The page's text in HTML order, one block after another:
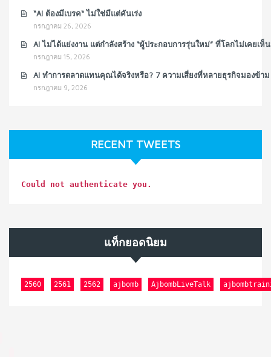
“AI ต้องมีเบรค“ ไม่ใช่มีแต่คันเร่ง
กรกฎาคม 26, 2026
AI ไม่ได้แย่งงาน แต่กำลังสร้าง “ผู้ประกอบการรุ่นใหม่” ที่โลกไม่เคยเห็
กรกฎาคม 15, 2026
AI ทำการตลาดแทนคุณได้จริงหรือ? 7 ความเสี่ยงที่หลายธุรกิจมองข้าม
กรกฎาคม 9, 2026
RECENT TWEETS
Could not authenticate you.
แท็กยอดนิยม
2560 2561 2562 ajbomb AjbombLiveTalk